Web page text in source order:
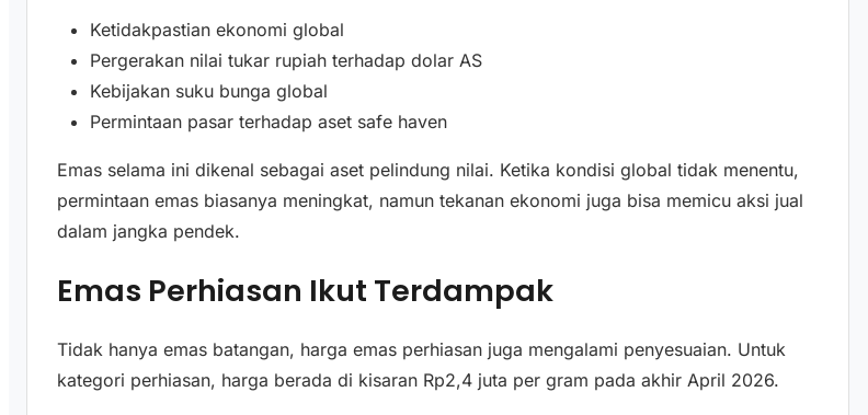
Ketidakpastian ekonomi global
Pergerakan nilai tukar rupiah terhadap dolar AS
Kebijakan suku bunga global
Permintaan pasar terhadap aset safe haven
Emas selama ini dikenal sebagai aset pelindung nilai. Ketika kondisi global tidak menentu,
permintaan emas biasanya meningkat, namun tekanan ekonomi juga bisa memicu aksi jual
dalam jangka pendek.
Emas Perhiasan Ikut Terdampak
Tidak hanya emas batangan, harga emas perhiasan juga mengalami penyesuaian. Untuk
kategori perhiasan, harga berada di kisaran Rp2,4 juta per gram pada akhir April 2026.